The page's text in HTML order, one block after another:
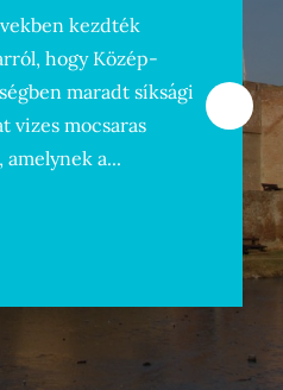
kezdték
hogy Közép-
maradt síksági
vizes mocsaras
a...